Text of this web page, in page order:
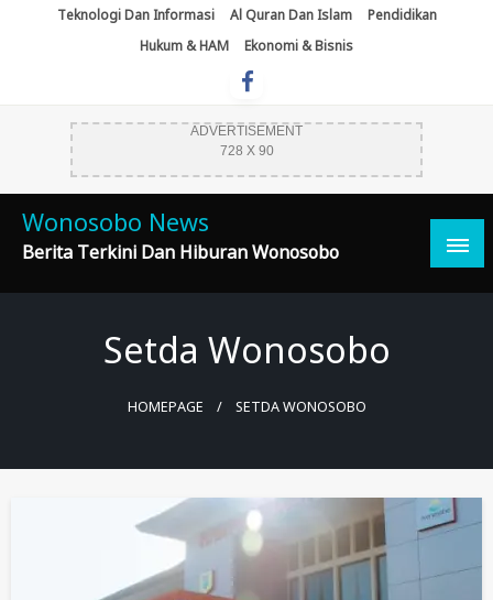
Teknologi Dan Informasi Al Quran Dan Islam
Pendidikan
Hukum & HAM
Ekonomi & Bisnis
ADVERTISEMENT
728 X 90
Wonosobo News
Berita Terkini Dan Hiburan Wonosobo
Setda Wonosobo
HOMEPAGE SETDA WONOSOBO